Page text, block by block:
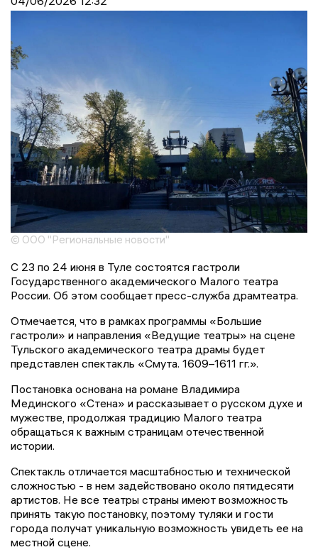
© ООО "Региональные новости"
С 23 по 24 июня в Туле состоятся гастроли
Государственного академического Малого театра
России. Об этом сообщает пресс-служба драмтеатра.
Отмечается, что в рамках программы «Большие
гастроли» и направления «Ведущие театры» на сцене
Тульского академического театра драмы будет
представлен спектакль «Смута. 1609–1611 гг.».
Постановка основана на романе Владимира
Мединского «Стена» и рассказывает о русском духе и
мужестве, продолжая традицию Малого театра
обращаться к важным страницам отечественной
истории.
Спектакль отличается масштабностью и технической
сложностью - в нем задействовано около пятидесяти
артистов. Не все театры страны имеют возможность
принять такую постановку, поэтому туляки и гости
города получат уникальную возможность увидеть ее на
местной сцене.